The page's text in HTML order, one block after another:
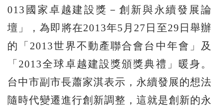
013國家卓越建設獎－創新與永續發展論
壇」，為即將在2013年5月27日至29日舉辦
的「2013世界不動產聯合會台中年會」及
「2013全球卓越建設獎頒獎典禮」暖身。
台中市副市長蕭家淇表示，永續發展的想法
隨時代變遷進行創新調整，這就是創新的永